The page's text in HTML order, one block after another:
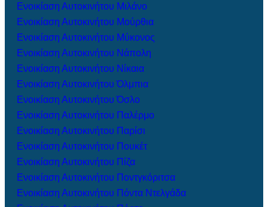
Ενοικίαση Αυτοκινήτου Μιλάνο
Ενοικίαση Αυτοκινήτου Μούρθια
Ενοικίαση Αυτοκινήτου Μύκονος
Ενοικίαση Αυτοκινήτου Νάπολη
Ενοικίαση Αυτοκινήτου Νίκαια
Ενοικίαση Αυτοκινήτου Όλμπια
Ενοικίαση Αυτοκινήτου Όσλο
Ενοικίαση Αυτοκινήτου Παλέρμο
Ενοικίαση Αυτοκινήτου Παρίσι
Ενοικίαση Αυτοκινήτου Πουκέτ
Ενοικίαση Αυτοκινήτου Πίζα
Ενοικίαση Αυτοκινήτου Ποντγκόριτσα
Ενοικίαση Αυτοκινήτου Πόντα Ντελγάδα